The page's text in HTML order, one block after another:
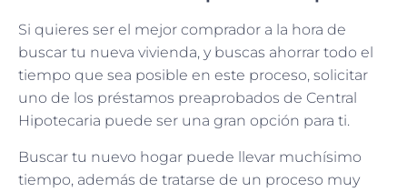
Si quieres ser el mejor comprador a la hora de
buscar tu nueva vivienda, y buscas ahorrar todo el
tiempo que sea posible en este proceso, solicitar
uno de los préstamos preaprobados de Central
Hipotecaria puede ser una gran opción para ti.
Buscar tu nuevo hogar puede llevar muchísimo
tiempo, además de tratarse de un proceso muy